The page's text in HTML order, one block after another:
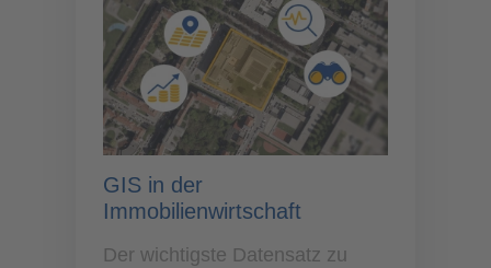
GIS in der
Immobilienwirtschaft
Der wichtigste Datensatz zu